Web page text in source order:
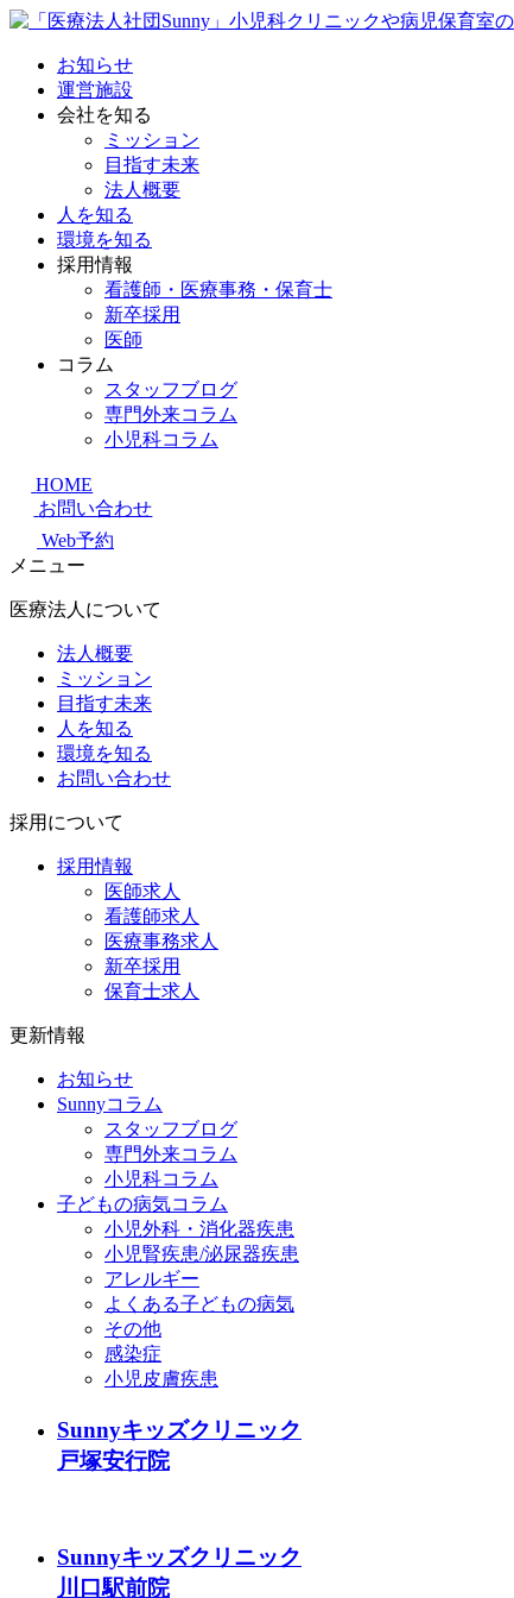
お知らせ
運営施設
会社を知る
ミッション
目指す未来
法人概要
人を知る
環境を知る
採用情報
看護師・医療事務・保育士
新卒採用
医師
コラム
スタッフブログ
専門外来コラム
小児科コラム
HOME
お問い合わせ
Web予約
メニュー
医療法人について
法人概要
ミッション
目指す未来
人を知る
環境を知る
お問い合わせ
採用について
採用情報
医師求人
看護師求人
医療事務求人
新卒採用
保育士求人
更新情報
お知らせ
Sunnyコラム
スタッフブログ
専門外来コラム
小児科コラム
子どもの病気コラム
小児外科・消化器疾患
小児腎疾患/泌尿器疾患
アレルギー
よくある子どもの病気
その他
感染症
小児皮膚疾患
Sunnyキッズクリニック
戸塚安行院
Sunnyキッズクリニック
川口駅前院